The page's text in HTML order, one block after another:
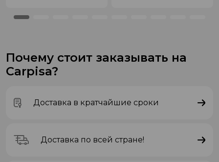
Почему стоит заказывать на
Carpisa?
Доставка в кратчайшие сроки
Доставка по всей стране!